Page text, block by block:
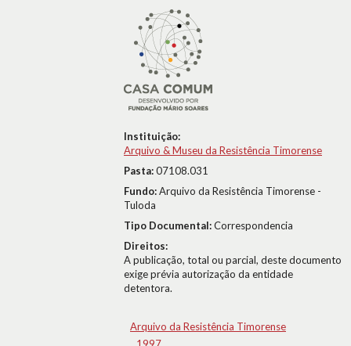
Instituição:
Arquivo & Museu da Resistência Timorense
Pasta:07108.031
Fundo:Arquivo da Resistência Timorense -
Tuloda
Tipo Documental:Correspondencia
Direitos:
A publicação, total ou parcial, deste documento
exige prévia autorização da entidade
detentora.
Arquivo da Resistência Timorense